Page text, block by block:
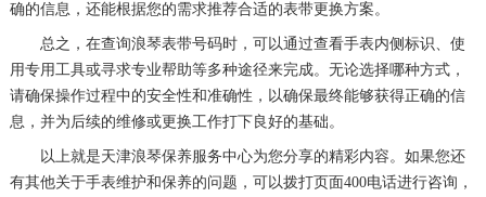
确的信息，还能根据您的需求推荐合适的表带更换方案。
总之，在查询浪琴表带号码时，可以通过查看手表内侧标识、使
用专用工具或寻求专业帮助等多种途径来完成。无论选择哪种方式，
请确保操作过程中的安全性和准确性，以确保最终能够获得正确的信
息，并为后续的维修或更换工作打下良好的基础。
以上就是天津浪琴保养服务中心为您分享的精彩内容。如果您还
有其他关于手表维护和保养的问题，可以拨打页面400电话进行咨询，